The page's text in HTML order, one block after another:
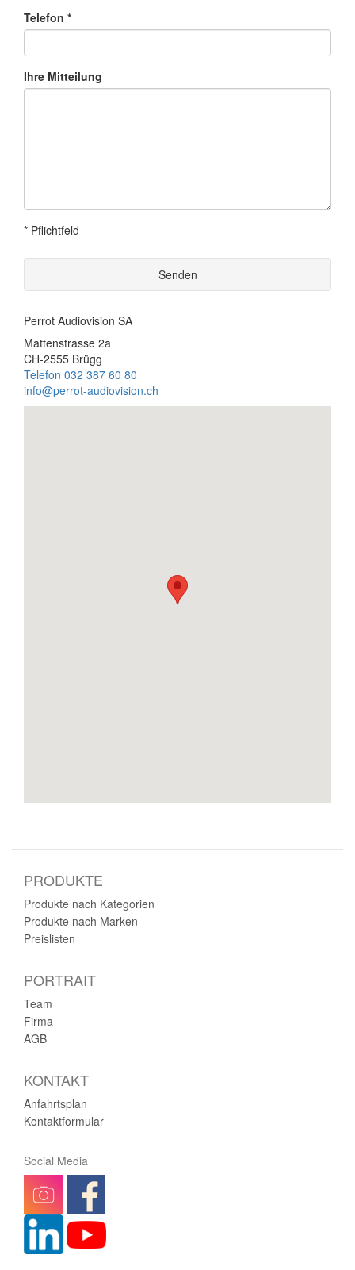
Telefon *
Ihre Mitteilung
* Pflichtfeld
Senden
Perrot Audiovision SA
Mattenstrasse 2a
CH-2555 Brügg
Telefon 032 387 60 80
info@perrot-audiovision.ch
PRODUKTE
Produkte nach Kategorien
Produkte nach Marken
Preislisten
PORTRAIT
Team
Firma
AGB
KONTAKT
Anfahrtsplan
Kontaktformular
Social Media